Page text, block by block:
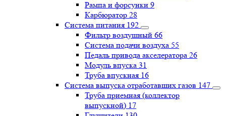
Рампа и форсунки 9
Карбюратор 28
Система питания 192
Фильтр воздушный 66
Система подачи воздуха 55
Педаль привода акселератора 26
Модуль впуска 31
Труба впускная 16
Система выпуска отработавших газов 147
Труба приемная (коллектор
выпускной) 17